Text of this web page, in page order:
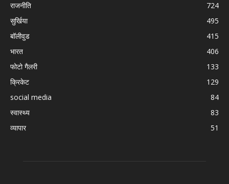
राजनीति
724
सुर्खिया
495
बॉलीवुड
415
भारत
406
फोटो गैलरी
133
क्रिकेट
129
social media
84
स्वास्थ्य
83
व्यापार
51